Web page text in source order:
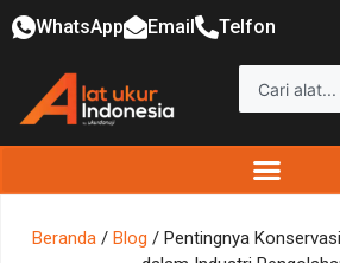
WhatsApp Email Telfon
Beranda / Blog / Pentingnya